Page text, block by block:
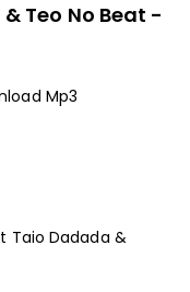
Teo No Beat -
Mp3
Taio Dadada &